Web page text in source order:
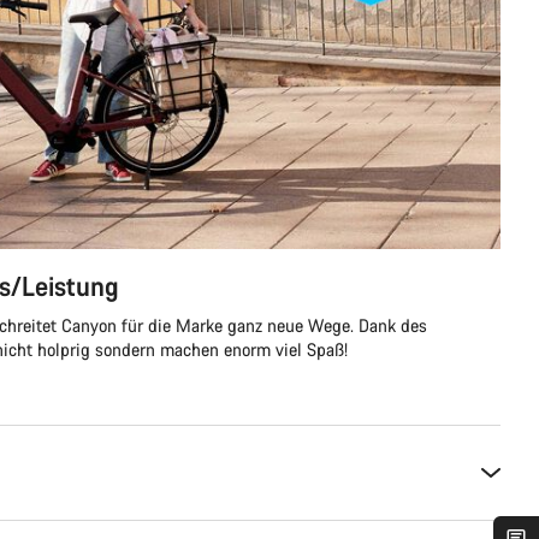
Leistung
Canyon für die Marke ganz neue Wege. Dank des
holprig sondern machen enorm viel Spaß!